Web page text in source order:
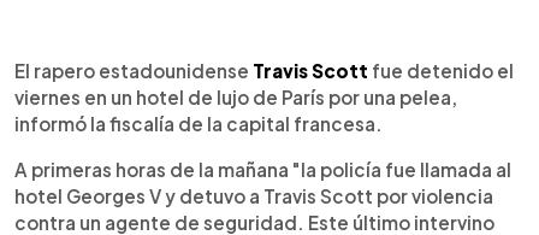
Escuchar artículo
El rapero estadounidense Travis Scott fue detenido el
viernes en un hotel de lujo de París por una pelea,
informó la fiscalía de la capital francesa.
A primeras horas de la mañana "la policía fue llamada al
hotel Georges V y detuvo a Travis Scott por violencia
contra un agente de seguridad. Este último intervino